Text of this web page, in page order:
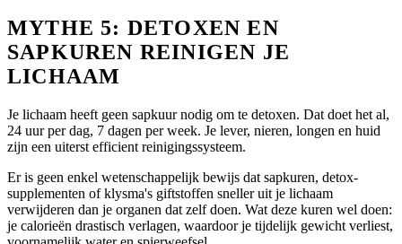
MYTHE 5: DETOXEN EN
SAPKUREN REINIGEN JE
LICHAAM
Je lichaam heeft geen sapkuur nodig om te detoxen. Dat doet het al,
24 uur per dag, 7 dagen per week. Je lever, nieren, longen en huid
zijn een uiterst efficient reinigingssysteem.
Er is geen enkel wetenschappelijk bewijs dat sapkuren, detox-
supplementen of klysma's giftstoffen sneller uit je lichaam
verwijderen dan je organen dat zelf doen. Wat deze kuren wel doen:
je calorieën drastisch verlagen, waardoor je tijdelijk gewicht verliest,